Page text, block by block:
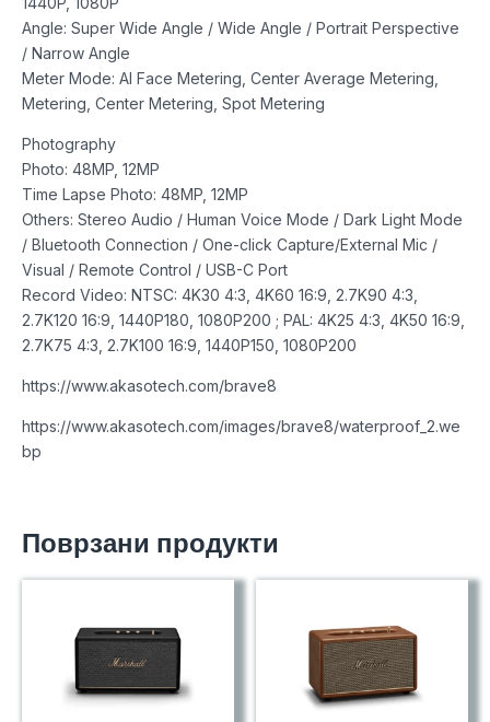
Angle: Super Wide Angle / Wide Angle / Portrait Perspective
/ Narrow Angle
Meter Mode: AI Face Metering, Center Average Metering,
Metering, Center Metering, Spot Metering
Photography
Photo: 48MP, 12MP
Time Lapse Photo: 48MP, 12MP
Others: Stereo Audio / Human Voice Mode / Dark Light Mode
/ Bluetooth Connection / One-click Capture/External Mic /
Visual / Remote Control / USB-C Port
Record Video: NTSC: 4K30 4:3, 4K60 16:9, 2.7K90 4:3,
2.7K120 16:9, 1440P180, 1080P200 ; PAL: 4K25 4:3, 4K50 16:9,
2.7K75 4:3, 2.7K100 16:9, 1440P150, 1080P200
https://www.akasotech.com/brave8
https://www.akasotech.com/images/brave8/waterproof_2.we
bp
Поврзани продукти